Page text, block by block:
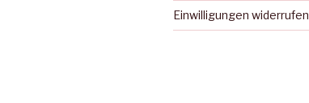
Einwilligungen widerrufen